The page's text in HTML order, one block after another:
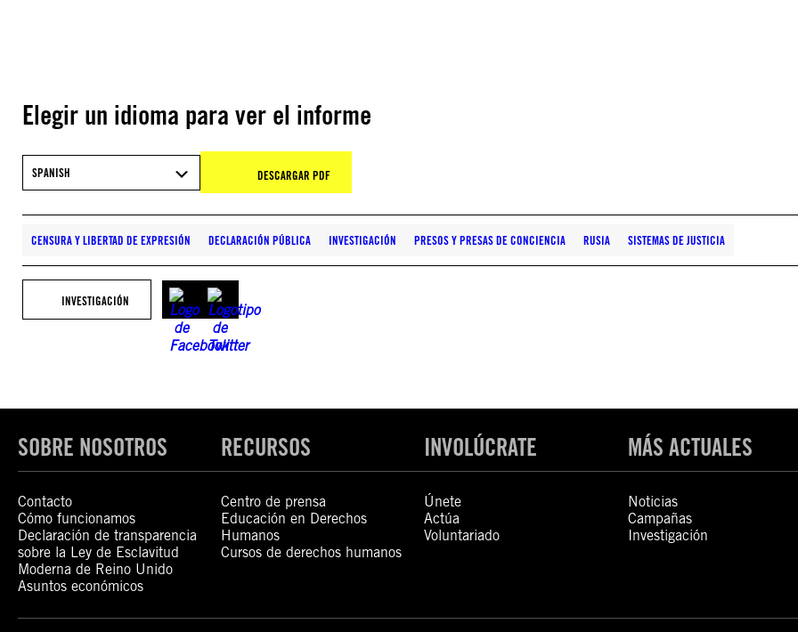
Elegir un idioma para ver el informe
SPANISH DESCARGAR PDF
CENSURA Y LIBERTAD DE EXPRESIÓN DECLARACIÓN PÚBLICA INVESTIGACIÓN PRESOS Y PRESAS DE CONCIENCIA RUSIA SISTEMAS DE JUSTICIA
INVESTIGACIÓN
SOBRE NOSOTROS
Contacto
Cómo funcionamos
Declaración de transparencia
sobre la Ley de Esclavitud
Moderna de Reino Unido
Asuntos económicos
RECURSOS
Centro de prensa
Educación en Derechos
Humanos
Cursos de derechos humanos
INVOLÚCRATE
Únete
Actúa
Voluntariado
MÁS ACTUALES
Noticias
Campañas
Investigación